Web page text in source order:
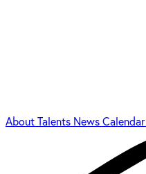
AboutTalents NewsCalendar